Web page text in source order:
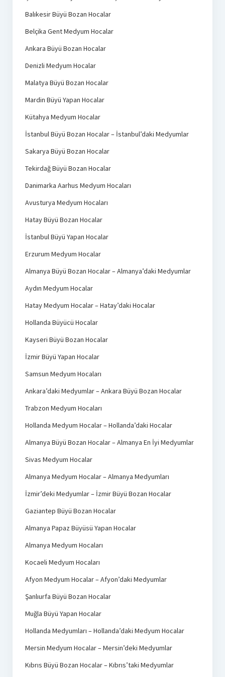
Balıkesir Büyü Bozan Hocalar
Belçika Gent Medyum Hocalar
Ankara Büyü Bozan Hocalar
Denizli Medyum Hocalar
Malatya Büyü Bozan Hocalar
Mardin Büyü Yapan Hocalar
Kütahya Medyum Hocalar
İstanbul Büyü Bozan Hocalar – İstanbul’daki Medyumlar
Sakarya Büyü Bozan Hocalar
Tekirdağ Büyü Bozan Hocalar
Danimarka Aarhus Medyum Hocaları
Avusturya Medyum Hocaları
Hatay Büyü Bozan Hocalar
İstanbul Büyü Yapan Hocalar
Erzurum Medyum Hocalar
Almanya Büyü Bozan Hocalar – Almanya’daki Medyumlar
Aydın Medyum Hocalar
Hatay Medyum Hocalar – Hatay’daki Hocalar
Hollanda Büyücü Hocalar
Kayseri Büyü Bozan Hocalar
İzmir Büyü Yapan Hocalar
Samsun Medyum Hocaları
Ankara’daki Medyumlar – Ankara Büyü Bozan Hocalar
Trabzon Medyum Hocaları
Hollanda Medyum Hocalar – Hollanda’daki Hocalar
Almanya Büyü Bozan Hocalar – Almanya En İyi Medyumlar
Sivas Medyum Hocalar
Almanya Medyum Hocalar – Almanya Medyumları
İzmir’deki Medyumlar – İzmir Büyü Bozan Hocalar
Gaziantep Büyü Bozan Hocalar
Almanya Papaz Büyüsü Yapan Hocalar
Almanya Medyum Hocaları
Kocaeli Medyum Hocaları
Afyon Medyum Hocalar – Afyon’daki Medyumlar
Şanlıurfa Büyü Bozan Hocalar
Muğla Büyü Yapan Hocalar
Hollanda Medyumları – Hollanda’daki Medyum Hocalar
Mersin Medyum Hocalar – Mersin’deki Medyumlar
Kıbrıs Büyü Bozan Hocalar – Kıbrıs’taki Medyumlar